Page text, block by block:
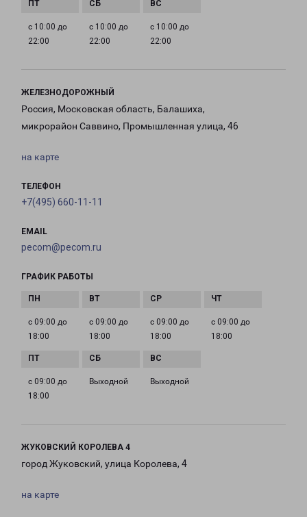
с 10:00 до
22:00
с 10:00 до
22:00
с 10:00 до
22:00
ЖЕЛЕЗНОДОРОЖНЫЙ
Россия, Московская область, Балашиха,
микрорайон Саввино, Промышленная улица, 46
на карте
ТЕЛЕФОН
+7(495) 660-11-11
EMAIL
pecom@pecom.ru
ГРАФИК РАБОТЫ
с 09:00 до
18:00
с 09:00 до
18:00
с 09:00 до
18:00
с 09:00 до
18:00
с 09:00 до
18:00
Выходной Выходной
ЖУКОВСКИЙ КОРОЛЕВА 4
город Жуковский, улица Королева, 4
на карте